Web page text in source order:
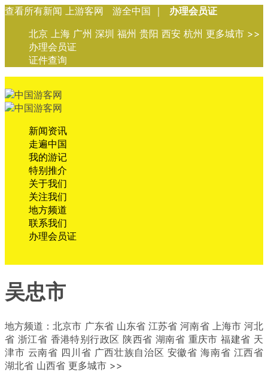
查看所有新闻 上游客网 游全中国 ｜
办理会员证
北京 上海 广州 深圳 福州 贵阳 西安 杭州 更多城市 >>
办理会员证
证件查询
新闻资讯
走遍中国
我的游记
特别推介
关于我们
关注我们
地方频道
联系我们
办理会员证
吴忠市
地方频道：北京市 广东省 山东省 江苏省 河南省 上海市 河北
省 浙江省 香港特别行政区 陕西省 湖南省 重庆市 福建省 天
津市 云南省 四川省 广西壮族自治区 安徽省 海南省 江西省
湖北省 山西省 更多城市 >>